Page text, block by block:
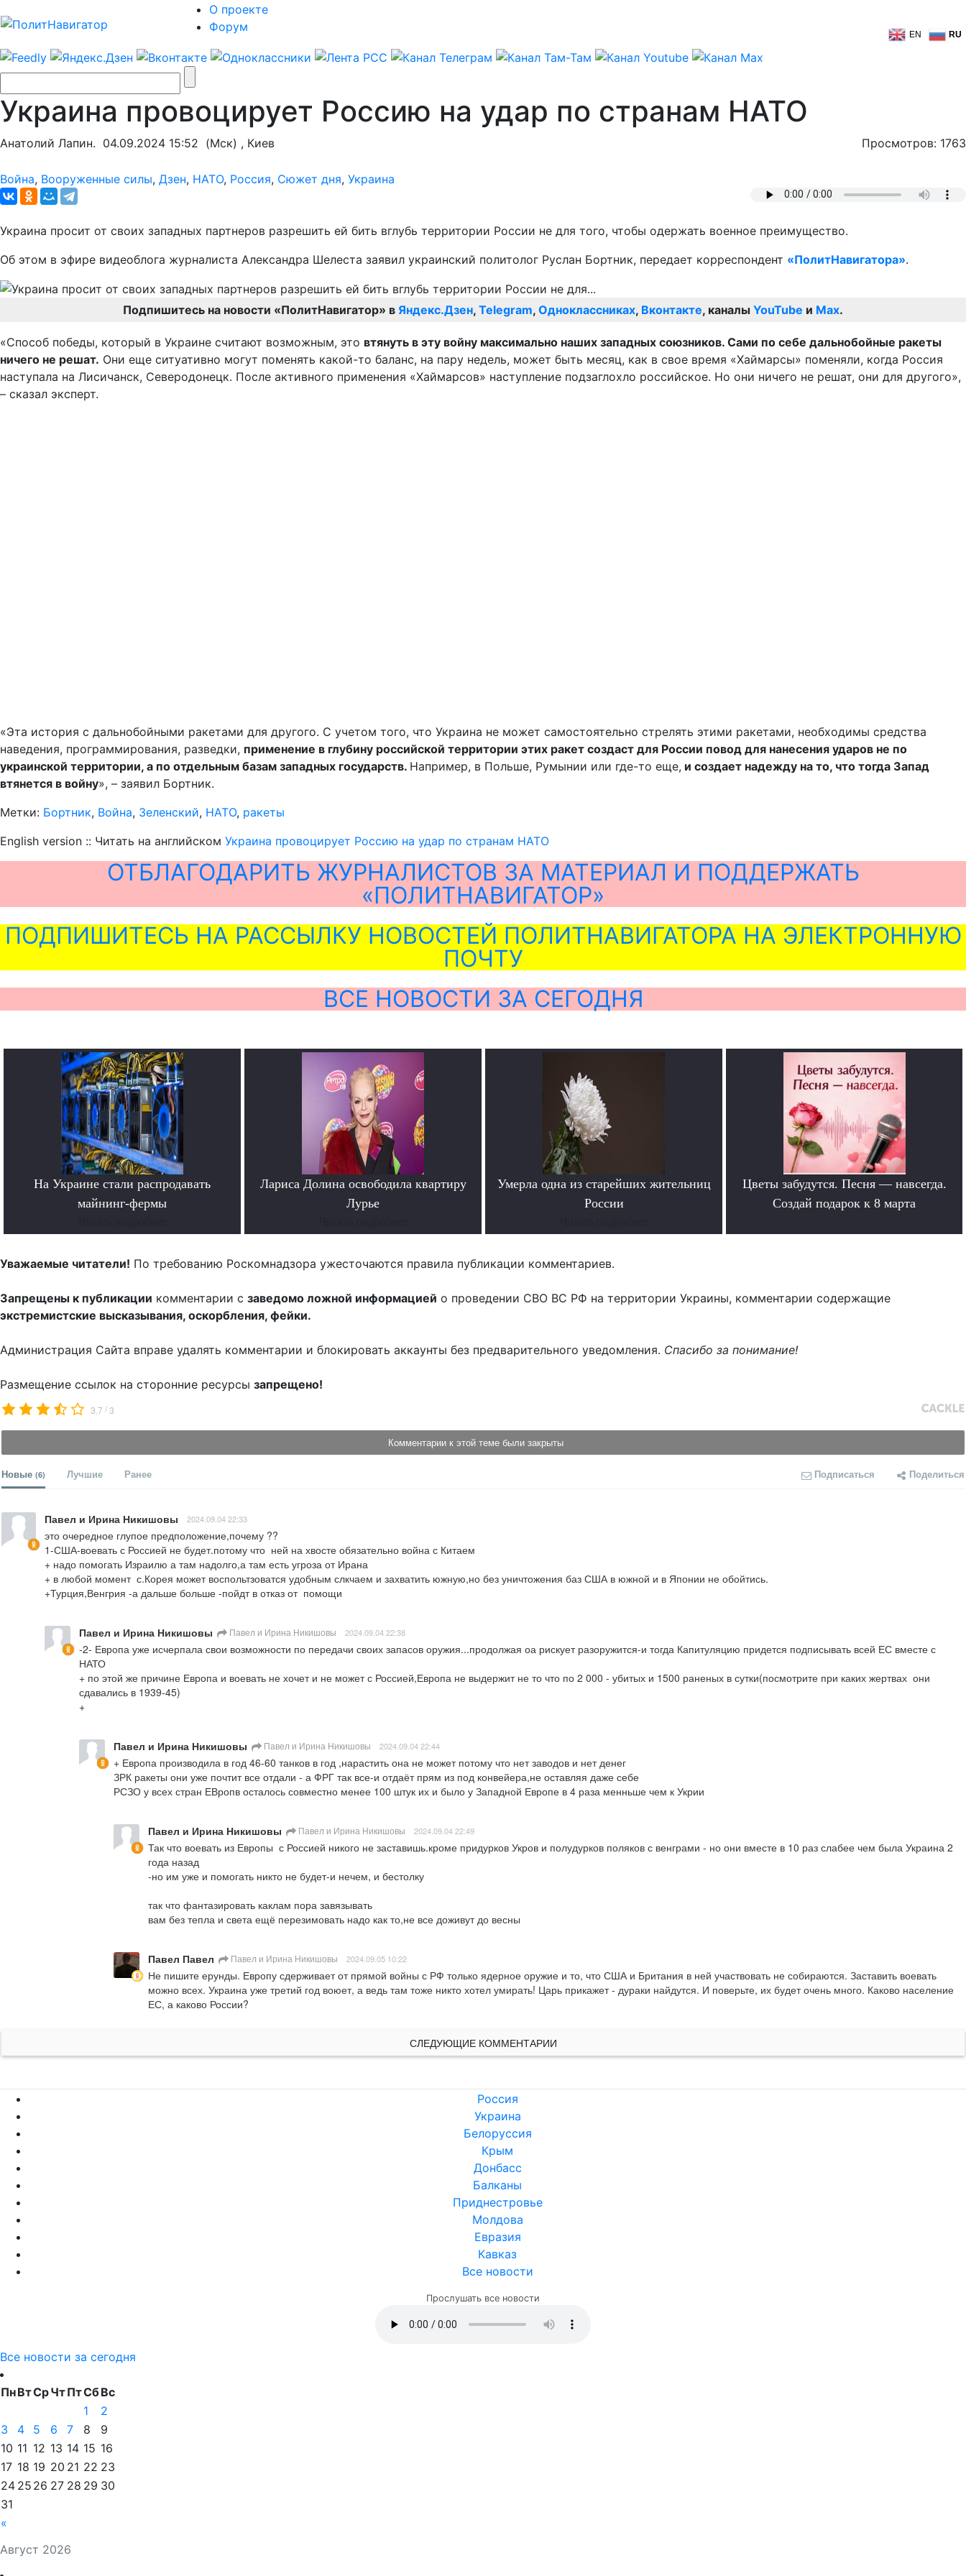
О проекте
Форум
EN RU
Украина провоцирует Россию на удар по странам НАТО
Анатолий Лапин. 04.09.2024 15:52 (Мск) , Киев Просмотров: 1763
Война, Вооруженные силы, Дзен, НАТО, Россия, Сюжет дня, Украина
Украина просит от своих западных партнеров разрешить ей бить вглубь территории России не для того, чтобы одержать военное преимущество.
Об этом в эфире видеоблога журналиста Александра Шелеста заявил украинский политолог Руслан Бортник, передает корреспондент «ПолитНавигатора».
Подпишитесь на новости «ПолитНавигатор» в Яндекс.Дзен, Telegram, Одноклассниках, Вконтакте, каналы YouTube и Max.
«Способ победы, который в Украине считают возможным, это втянуть в эту войну максимально наших западных союзников. Сами по себе дальнобойные ракеты
ничего не решат. Они еще ситуативно могут поменять какой-то баланс, на пару недель, может быть месяц, как в свое время «Хаймарсы» поменяли, когда Россия
наступала на Лисичанск, Северодонецк. После активного применения «Хаймарсов» наступление подзаглохло российское. Но они ничего не решат, они для другого»,
– сказал эксперт.
«Эта история с дальнобойными ракетами для другого. С учетом того, что Украина не может самостоятельно стрелять этими ракетами, необходимы средства
наведения, программирования, разведки, применение в глубину российской территории этих ракет создаст для России повод для нанесения ударов не по
украинской территории, а по отдельным базам западных государств. Например, в Польше, Румынии или где-то еще, и создает надежду на то, что тогда Запад
втянется в войну», – заявил Бортник.
Метки: Бортник, Война, Зеленский, НАТО, ракеты
English version :: Читать на английском Украина провоцирует Россию на удар по странам НАТО
ОТБЛАГОДАРИТЬ ЖУРНАЛИСТОВ ЗА МАТЕРИАЛ И ПОДДЕРЖАТЬ
«ПОЛИТНАВИГАТОР»
ПОДПИШИТЕСЬ НА РАССЫЛКУ НОВОСТЕЙ ПОЛИТНАВИГАТОРА НА ЭЛЕКТРОННУЮ
ПОЧТУ
ВСЕ НОВОСТИ ЗА СЕГОДНЯ
На Украине стали распродавать
майнинг-фермы
Лариса Долина освободила квартиру
Лурье
Умерла одна из старейших жительниц
России
Цветы забудутся. Песня — навсегда.
Создай подарок к 8 марта
Уважаемые читатели! По требованию Роскомнадзора ужесточаются правила публикации комментариев.
Запрещены к публикации комментарии с заведомо ложной информацией о проведении СВО ВС РФ на территории Украины, комментарии содержащие
экстремистские высказывания, оскорбления, фейки.
Администрация Сайта вправе удалять комментарии и блокировать аккаунты без предварительного уведомления. Спасибо за понимание!
Размещение ссылок на сторонние ресурсы запрещено!
3.7 /3
Комментарии к этой теме были закрыты
Новые (6) Лучшие Ранее Подписаться Поделиться
Павел и Ирина Никишовы 2024.09.04 22:33
это очередное глупое предположение,почему ??
1-США-воевать с Россией не будет.потому что  ней на хвосте обязательно война с Китаем
+ надо помогать Израилю а там надолго,а там есть угроза от Ирана
+ в любой момент  с.Корея может воспольтзоватся удобным слкчаем и захватить южную,но без уничтожения баз США в южной и в Японии не обойтись.
+Турция,Венгрия -а дальше больше -пойдт в отказ от  помощи
Павел и Ирина Никишовы Павел и Ирина Никишовы 2024.09.04 22:38
-2- Европа уже исчерпала свои возможности по передачи своих запасов оружия...продолжая оа рискует разоружится-и тогда Капитуляцию придется подписывать всей ЕС вместе с
НАТО
+ по этой же причине Европа и воевать не хочет и не может с Россией,Европа не выдержит не то что по 2 000 - убитых и 1500 раненых в сутки(посмотрите при каких жертвах  они
сдавались в 1939-45)
+
Павел и Ирина Никишовы Павел и Ирина Никишовы 2024.09.04 22:44
+ Европа производила в год 46-60 танков в год ,нарастить она не может потому что нет заводов и нет денег
ЗРК ракеты они уже почтит все отдали - а ФРГ так все-и отдаёт прям из под конвейера,не оставляя даже себе
РСЗО у всех стран ЕВропв осталось совместно менее 100 штук их и было у Западной Европе в 4 раза менньше чем к Укрии
Павел и Ирина Никишовы Павел и Ирина Никишовы 2024.09.04 22:49
Так что воевать из Европы  с Россией никого не заставишь.кроме придурков Укров и полудурков поляков с венграми - но они вместе в 10 раз слабее чем была Украина 2
года назад
-но им уже и помогать никто не будет-и нечем, и бестолку
так что фантазировать каклам пора завязывать
вам без тепла и света ещё перезимовать надо как то,не все доживут до весны
Павел Павел Павел и Ирина Никишовы 2024.09.05 10:22
Не пишите ерунды. Европу сдерживает от прямой войны с РФ только ядерное оружие и то, что США и Британия в ней участвовать не собираются. Заставить воевать
можно всех. Украина уже третий год воюет, а ведь там тоже никто хотел умирать! Царь прикажет - дураки найдутся. И поверьте, их будет очень много. Каково население
ЕС, а каково России?
СЛЕДУЮЩИЕ КОММЕНТАРИИ
Россия
Украина
Белоруссия
Крым
Донбасс
Балканы
Приднестровье
Молдова
Евразия
Кавказ
Все новости
Прослушать все новости
Все новости за сегодня
Август 2026
ПнВтСрЧтПтСбВс
«
1
2
3
4 5 6 7 8
9
10 11 12 13 14 15 16
17 18 19 20 21 22 23
24 25 26 27 28 29 30
31